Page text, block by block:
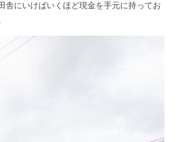
舎にいけばいくほど現金を手元に持ってお